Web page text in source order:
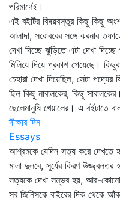
পরিমাণেই।
এই বইটির বিষয়বস্তুর কিছু কিছু
আলাদা, সরোবরের সঙ্গে ঝরনার
দেখা দিচ্ছে ঝুড়িতে এটা দেখা
মিলিয়ে দিয়ে প্রকাশ পেয়েছে।
চেহারা দেখা দিয়েছিল, সেটা
ছিল কিছু নাবালকের, কিছু
ছেলেমানুষি খেয়ালের। এ বইটাতে
দীক্ষার দিন
Essays
আশ্রমকে যেদিন সত্য করে দেখতে
মালা দুলবে, সূর্যের কিরণ
সত্যকে দেখা সম্ভব হয়, আর-
সব জিনিসকে বাইরের দিক থেকে